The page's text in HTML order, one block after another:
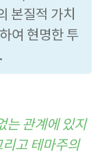
본질적 가치
여 현명한 투
는 관계에 있지
고 테마주의